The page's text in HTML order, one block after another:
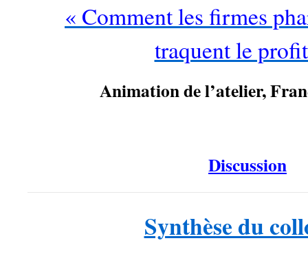
« Comment les firmes
traquent le
Animation de l’atelier,
Discussion
Synthèse du